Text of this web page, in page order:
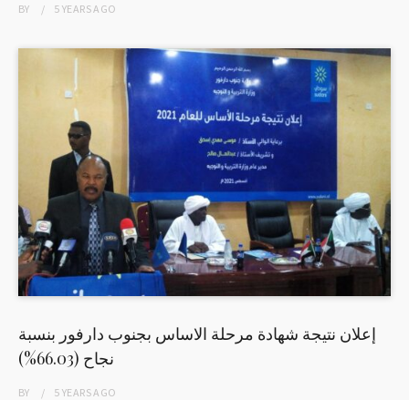
BY 5 YEARSAGO
إعلان نتيجة شهادة مرحلة الاساس بجنوب دارفور بنسبة
نجاح (66.03%)
BY 5 YEARSAGO